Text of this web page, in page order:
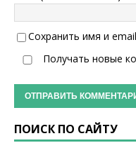
Сохранить имя и
Получать новые
ПОИСК ПО САЙТУ